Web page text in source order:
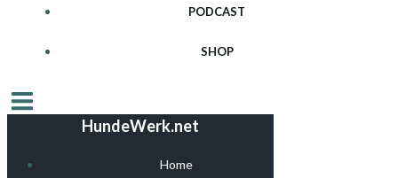
PODCAST
SHOP
HundeWerk.net
Home